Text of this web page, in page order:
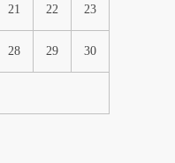
21 22 23
28 29 30